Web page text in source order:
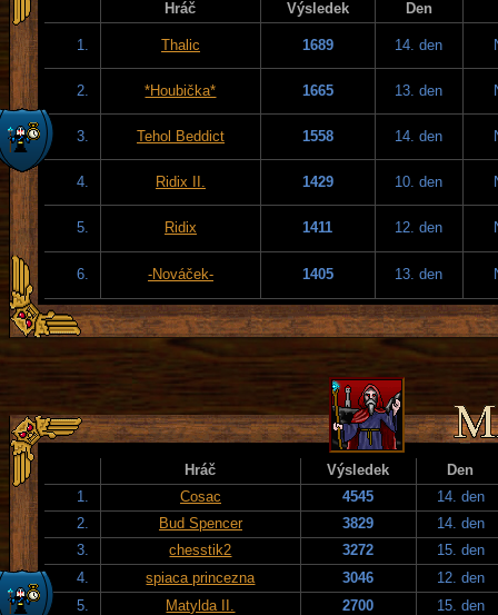
Hráč Výsledek Den
1. Thalic 1689 14. den
2. *Houbička* 1665 13. den
3. Tehol Beddict 1558 14. den
4. Ridix II. 1429 10. den
5. Ridix 1411 12. den
6. -Nováček- 1405 13. den
Hráč Výsledek
Den
1.
Cosac 4545
14. den
2.
Bud Spencer 3829
14. den
3.
chesstik2 3272
15. den
4.
spiaca princezna 3046
12. den
5.
Matylda II. 2700
15. den